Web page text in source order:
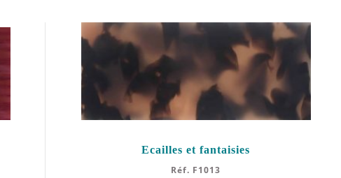
Ecailles et fantaisies
Réf. F1013